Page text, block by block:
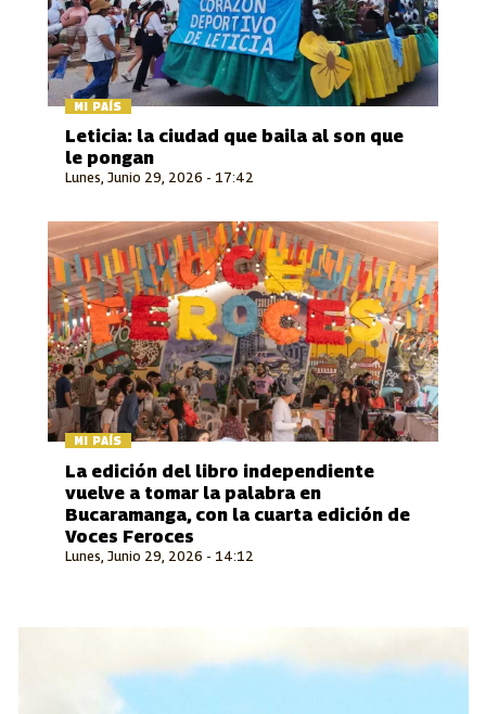
MI PAÍS
Lunes, Junio 29, 2026 - 17:42
Leticia: la ciudad que baila al son que
le pongan
MI PAÍS
Lunes, Junio 29, 2026 - 14:12
La edición del libro independiente
vuelve a tomar la palabra en
Bucaramanga, con la cuarta edición de
Voces Feroces